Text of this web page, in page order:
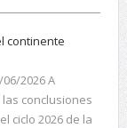
continente
2026 A
conclusiones
ciclo 2026 de la